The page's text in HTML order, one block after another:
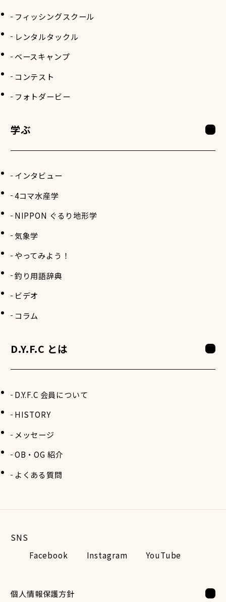
フィッシングスクール
レンタルタックル
ベースキャンプ
コンテスト
フォトダービー
学ぶ
インタビュー
4コマ水産学
NIPPON ぐるり地形学
気象学
やってみよう！
釣り用語辞典
ビデオ
コラム
D.Y.F.C とは
D.Y.F.C 会員について
HISTORY
メッセージ
OB・OG 紹介
よくある質問
Facebook Instagram YouTube
個人情報保護方針